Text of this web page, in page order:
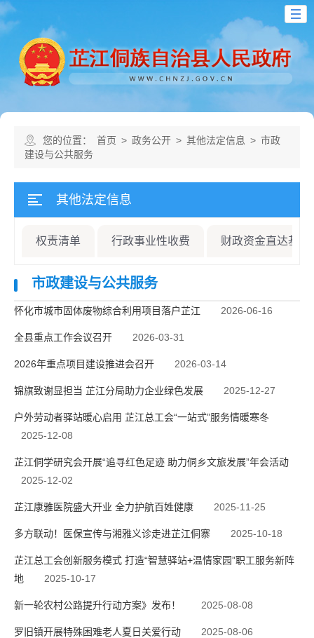
您的位置： 首页 > 政务公开 > 其他法定信息 > 市政
建设与公共服务
其他法定信息
权责清单 行政事业性收费 财政资金直达基层
市政建设与公共服务
怀化市城市固体废物综合利用项目落户芷江 2026-06-16
全县重点工作会议召开 2026-03-31
2026年重点项目建设推进会召开 2026-03-14
锦旗致谢显担当 芷江分局助力企业绿色发展 2025-12-27
户外劳动者驿站暖心启用 芷江总工会“一站式”服务情暖寒冬
2025-12-08
芷江侗学研究会开展“追寻红色足迹 助力侗乡文旅发展”年会活动
2025-12-02
芷江康雅医院盛大开业 全力护航百姓健康 2025-11-25
多方联动！医保宣传与湘雅义诊走进芷江侗寨 2025-10-18
芷江总工会创新服务模式 打造“智慧驿站+温情家园”职工服务新阵
地
2025-10-17
新一轮农村公路提升行动方案》发布！ 2025-08-08
罗旧镇开展特殊困难老人夏日关爱行动 2025-08-06